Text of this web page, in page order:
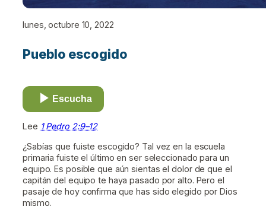
lunes, octubre 10, 2022
Pueblo escogido
Escucha
Lee 1 Pedro 2:9–12
¿Sabías que fuiste escogido? Tal vez en la escuela
primaria fuiste el último en ser seleccionado para un
equipo. Es posible que aún sientas el dolor de que el
capitán del equipo te haya pasado por alto. Pero el
pasaje de hoy confirma que has sido elegido por Dios
mismo.